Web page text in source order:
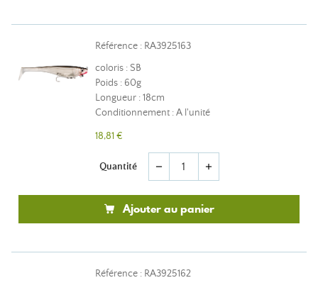
Référence : RA3925163
coloris : SB
Poids : 60g
Longueur : 18cm
Conditionnement : A l'unité
18,81 €
Quantité remove add
Ajouter au panier
Référence : RA3925162